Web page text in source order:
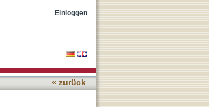
von Abrahams
Einloggen
« zurück